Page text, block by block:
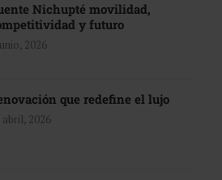
Nichupté movilidad,
y futuro
2026
que redefine el lujo
abril, 2026